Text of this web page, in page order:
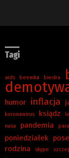
Tagi
aids beemka biedra
humor inflacja
koronawirus ksiądz
nasa pandemia
poniedziałek
rodzina skype